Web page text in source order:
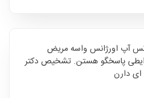
آپ اورژانس واسه مریض
پاسخگو هستن. تشخیص دکتر
ای دارن